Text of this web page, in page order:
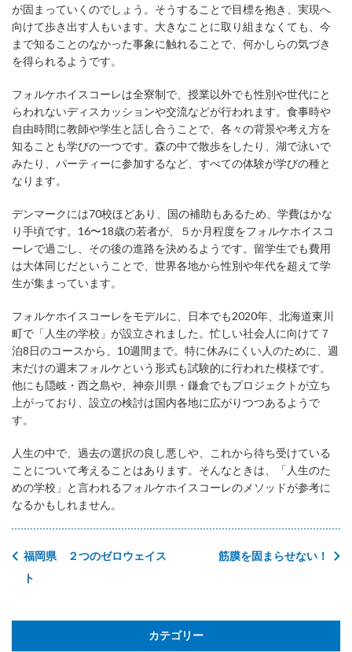
が固まっていくのでしょう。そうすることで目標を抱き、実現へ
向けて歩き出す人もいます。大きなことに取り組まなくても、今
まで知ることのなかった事象に触れることで、何かしらの気づき
を得られるようです。
フォルケホイスコーレは全寮制で、授業以外でも性別や世代にと
らわれないディスカッションや交流などが行われます。食事時や
自由時間に教師や学生と話し合うことで、各々の背景や考え方を
知ることも学びの一つです。森の中で散歩をしたり、湖で泳いで
みたり、パーティーに参加するなど、すべての体験が学びの種と
なります。
デンマークには70校ほどあり、国の補助もあるため、学費はかな
り手頃です。16〜18歳の若者が、５か月程度をフォルケホイスコ
ーレで過ごし、その後の進路を決めるようです。留学生でも費用
は大体同じだということで、世界各地から性別や年代を超えて学
生が集まっています。
フォルケホイスコーレをモデルに、日本でも2020年、北海道東川
町で「人生の学校」が設立されました。忙しい社会人に向けて７
泊8日のコースから、10週間まで。特に休みにくい人のために、週
末だけの週末フォルケという形式も試験的に行われた模様です。
他にも隠岐・西之島や、神奈川県・鎌倉でもプロジェクトが立ち
上がっており、設立の検討は国内各地に広がりつつあるようで
す。
人生の中で、過去の選択の良し悪しや、これから待ち受けている
ことについて考えることはあります。そんなときは、「人生のた
めの学校」と言われるフォルケホイスコーレのメソッドが参考に
なるかもしれません。
筋膜を固まらせない！
福岡県 ２つのゼロウェイス
ト
カテゴリー